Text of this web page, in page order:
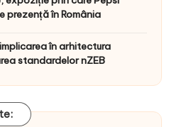
prezență în România
în arhitectura
standardelor nZEB